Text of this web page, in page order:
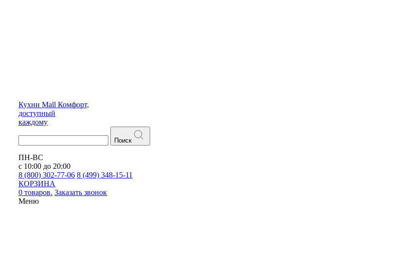
Кухни Mall Комфорт,
доступный
каждому
Поиск
ПН-ВС
с 10:00 до 20:00
8 (800) 302-77-06 8 (499) 348-15-11
КОРЗИНА
0 товаров. Заказать звонок
Меню